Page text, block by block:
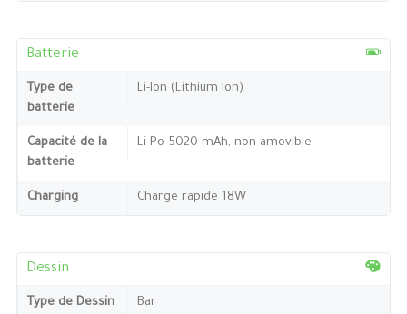
Batterie
Type de
batterie
Li-Ion (Lithium Ion)
Capacité de la
batterie
Li-Po 5020 mAh, non amovible
Charging Charge rapide 18W
Dessin
Type de Dessin Bar